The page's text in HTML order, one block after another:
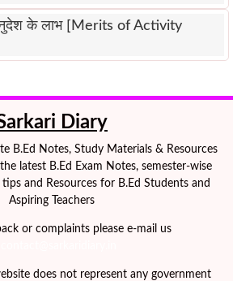
के लाभ [Merits of Activity
Diary
B.Ed Notes, Study Materials & Resources
latest B.Ed Exam Notes, semester-wise
and Resources for B.Ed Students and
Aspiring Teachers
or complaints please e-mail us
does not represent any government